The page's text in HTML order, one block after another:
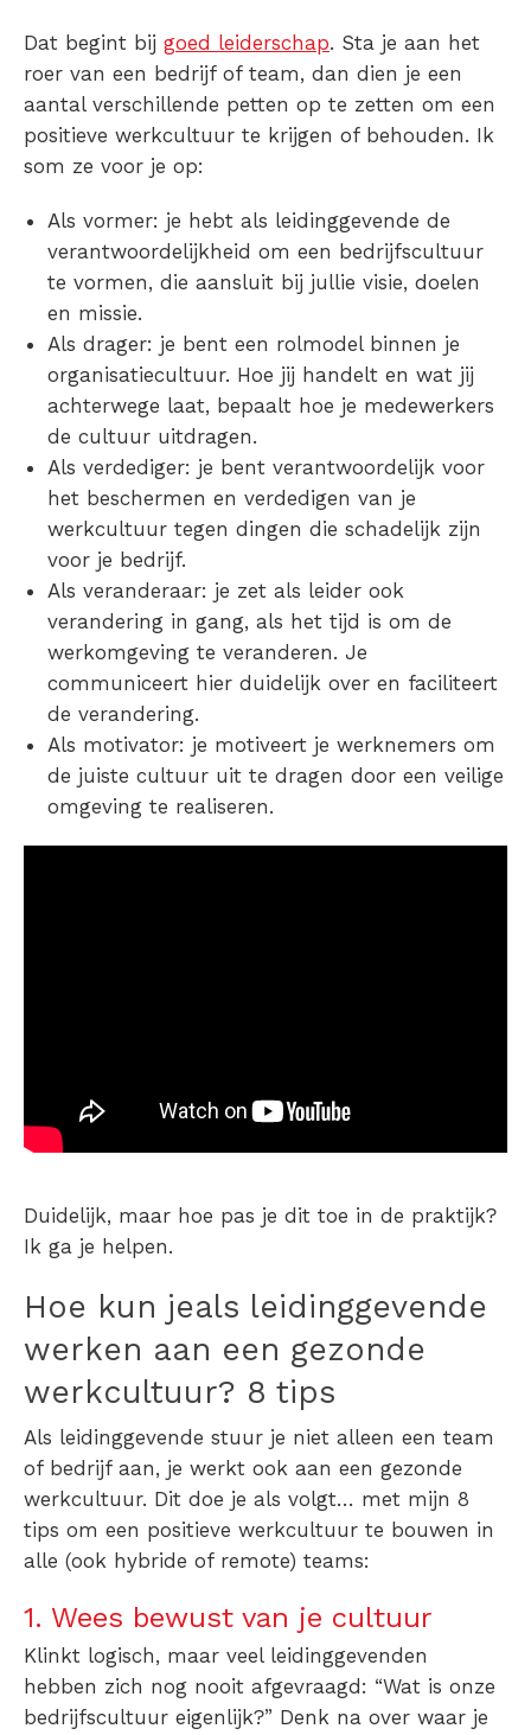
Dat begint bij goed leiderschap. Sta je aan het
roer van een bedrijf of team, dan dien je een
aantal verschillende petten op te zetten om een
positieve werkcultuur te krijgen of behouden. Ik
som ze voor je op:
Als vormer: je hebt als leidinggevende de
verantwoordelijkheid om een bedrijfscultuur
te vormen, die aansluit bij jullie visie, doelen
en missie.
Als drager: je bent een rolmodel binnen je
organisatiecultuur. Hoe jij handelt en wat jij
achterwege laat, bepaalt hoe je medewerkers
de cultuur uitdragen.
Als verdediger: je bent verantwoordelijk voor
het beschermen en verdedigen van je
werkcultuur tegen dingen die schadelijk zijn
voor je bedrijf.
Als veranderaar: je zet als leider ook
verandering in gang, als het tijd is om de
werkomgeving te veranderen. Je
communiceert hier duidelijk over en faciliteert
de verandering.
Als motivator: je motiveert je werknemers om
de juiste cultuur uit te dragen door een veilige
omgeving te realiseren.
Duidelijk, maar hoe pas je dit toe in de praktijk?
Ik ga je helpen.
Hoe kun jeals leidinggevende
werken aan een gezonde
werkcultuur? 8 tips
Als leidinggevende stuur je niet alleen een team
of bedrijf aan, je werkt ook aan een gezonde
werkcultuur. Dit doe je als volgt… met mijn 8
tips om een positieve werkcultuur te bouwen in
alle (ook hybride of remote) teams:
1. Wees bewust van je cultuur
Klinkt logisch, maar veel leidinggevenden
hebben zich nog nooit afgevraagd: “Wat is onze
bedrijfscultuur eigenlijk?” Denk na over waar je